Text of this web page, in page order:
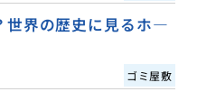
世界の歴史に見るホ―
ゴミ屋敷